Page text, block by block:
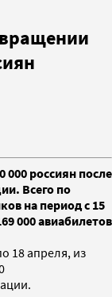
россиян после
Всего по
на период с 15
000 авиабилетов
18 апреля, из